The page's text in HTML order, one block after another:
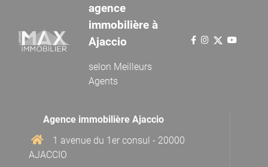
agence
immobilière à
Ajaccio
selon Meilleurs
Agents
Agence immobilière Ajaccio
1 avenue du 1er consul - 20000
AJACCIO